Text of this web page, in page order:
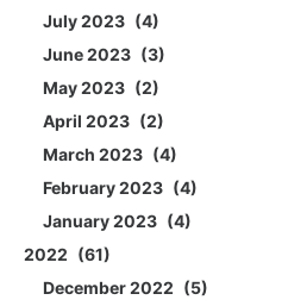
July 2023
4
June 2023
3
May 2023
2
April 2023
2
March 2023
4
February 2023
4
January 2023
4
2022
61
December 2022
5